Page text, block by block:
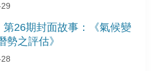
26期封面故事：《氣候變
勢之評估》